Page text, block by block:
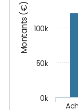
Montants (€)
0k
50k
100k